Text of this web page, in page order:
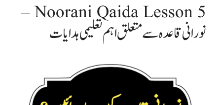
Noorani Qaida Lesson 5 –
نورانی قاعدہ سے متعلق اہم تعلیمی ہدایات